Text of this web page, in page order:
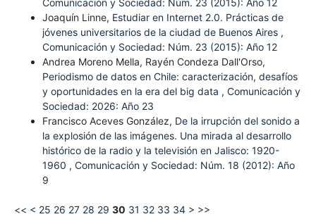
Joaquín Linne, Estudiar en Internet 2.0. Prácticas de
jóvenes universitarios de la ciudad de Buenos Aires ,
Comunicación y Sociedad: Núm. 23 (2015): Año 12
Andrea Moreno Mella, Rayén Condeza Dall'Orso,
Periodismo de datos en Chile: caracterización, desafíos
y oportunidades en la era del big data , Comunicación y
Sociedad: 2026: Año 23
Francisco Aceves González, De la irrupción del sonido a
la explosión de las imágenes. Una mirada al desarrollo
histórico de la radio y la televisión en Jalisco: 1920-
1960 , Comunicación y Sociedad: Núm. 18 (2012): Año
9
<< < 25 26 27 28 29 30 31 32 33 34 > >>